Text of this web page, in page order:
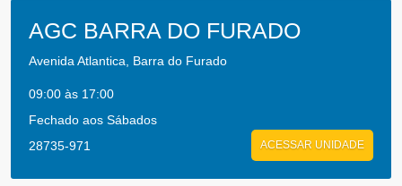
AGC BARRA DO FURADO
Avenida Atlantica, Barra do Furado
09:00 às 17:00
Fechado aos Sábados
28735-971
ACESSAR UNIDADE